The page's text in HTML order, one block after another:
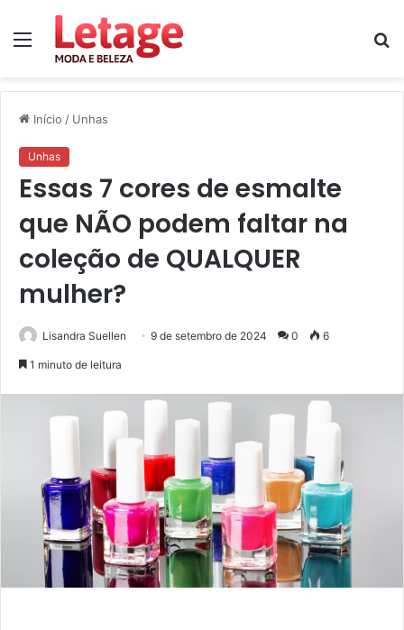
Menu
Início / Unhas
Unhas
Essas 7 cores de esmalte
que NÃO podem faltar na
coleção de QUALQUER
mulher?
Lisandra Suellen 9 de setembro de 2024 0 6
1 minuto de leitura